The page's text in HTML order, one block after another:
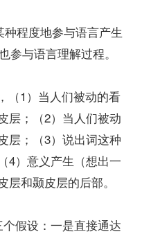
程度地参与语言产生
参与语言理解过程。
1）当人们被动的看
层；（2）当人们被动
层；（3）说出词这种
4）意义产生（想出一
和颞皮层的后部。
假设：一是直接通达